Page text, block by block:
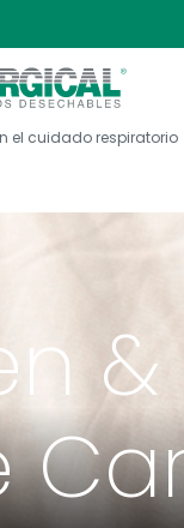
el cuidado respiratorio